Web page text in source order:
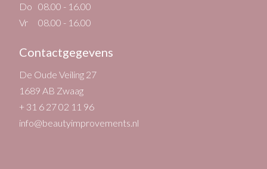
Do 08.00 - 16.00
Vr
08.00 - 16.00
Contactgegevens
De Oude Veiling 27
1689 AB Zwaag
+ 31 6 27 02 11 96
info@beautyimprovements.nl